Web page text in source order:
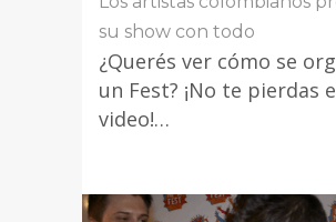
su show con todo
¿Querés ver cómo se
un Fest? ¡No te pierdas
video!…